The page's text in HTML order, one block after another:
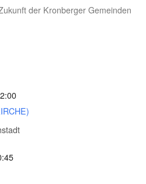
der Kronberger Gemeinden